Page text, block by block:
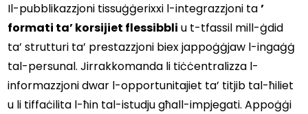
Il-pubblikazzjoni tissuġġerixxi l-integrazzjoni ta ’
formati ta’ korsijiet flessibbli u t-tfassil mill-ġdid
ta’ strutturi ta’ prestazzjoni biex jappoġġjaw l-ingaġġ
tal-persunal. Jirrakkomanda li tiċċentralizza l-
informazzjoni dwar l-opportunitajiet ta’ titjib tal-ħiliet
u li tiffaċilita l-ħin tal-istudju għall-impjegati. Appoġġi